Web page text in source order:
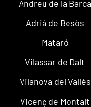
Andreu de la Barca
Adrià de Besòs
Mataró
Vilassar de Dalt
Vilanova del Vallès
Vicenç de Montalt